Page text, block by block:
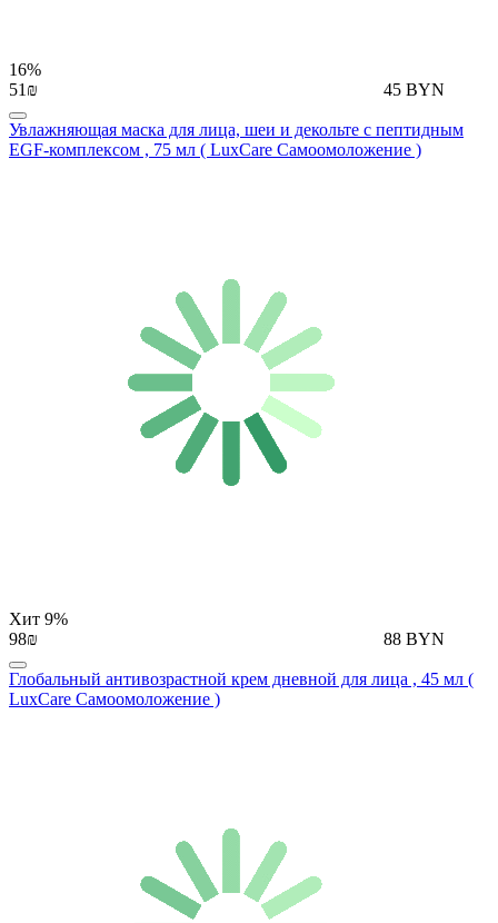
16%
51₪
45 BYN
Увлажняющая маска для лица, шеи и декольте с пептидным
EGF-комплексом , 75 мл ( LuxCare Самоомоложение )
Хит 9%
98₪
88 BYN
Глобальный антивозрастной крем дневной для лица , 45 мл (
LuxCare Самоомоложение )